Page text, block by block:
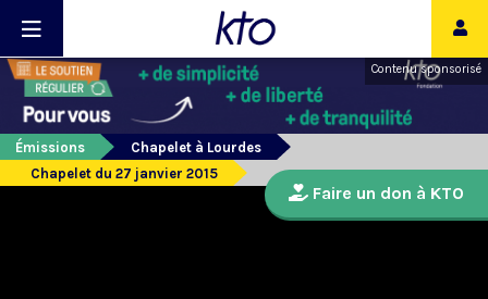
Contenu sponsorisé
Émissions
Chapelet à Lourdes
Chapelet du 27 janvier 2015
Faire un don à KTO